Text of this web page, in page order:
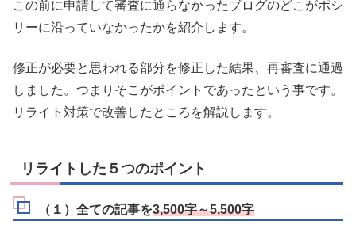
この前に申請して審査に通らなかったブログのどこがポシ
リーに沿っていなかったかを紹介します。
修正が必要と思われる部分を修正した結果、再審査に通過
しました。つまりそこがポイントであったという事です。
リライト対策で改善したところを解説します。
リライトした５つのポイント
（１）全ての記事を3,500字～5,500字